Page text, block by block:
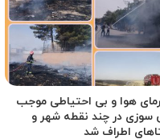
هوا و بی احتیاطی موجب
در چند نقطه شهر و
اطراف شد